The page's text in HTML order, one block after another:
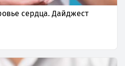
сердца. Дайджест